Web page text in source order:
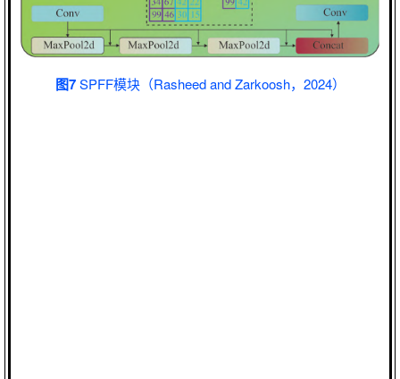
图7SPFF模块（Rasheed and Zarkoosh，2024）